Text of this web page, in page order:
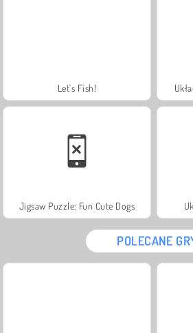
Let's Fish!
Jigsaw Puzzle: Fun Cute Dogs
POLECANE